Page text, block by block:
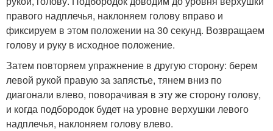
правого надплечья, наклоняем голову вправо и
фиксируем в этом положении на 30 секунд. Возвращаем
голову и руку в исходное положение.
Затем повторяем упражнение в другую сторону: берем
левой рукой правую за запястье, тянем вниз по
диагонали влево, поворачивая в эту же сторону голову,
и когда подбородок будет на уровне верхушки левого
надплечья, наклоняем голову влево.